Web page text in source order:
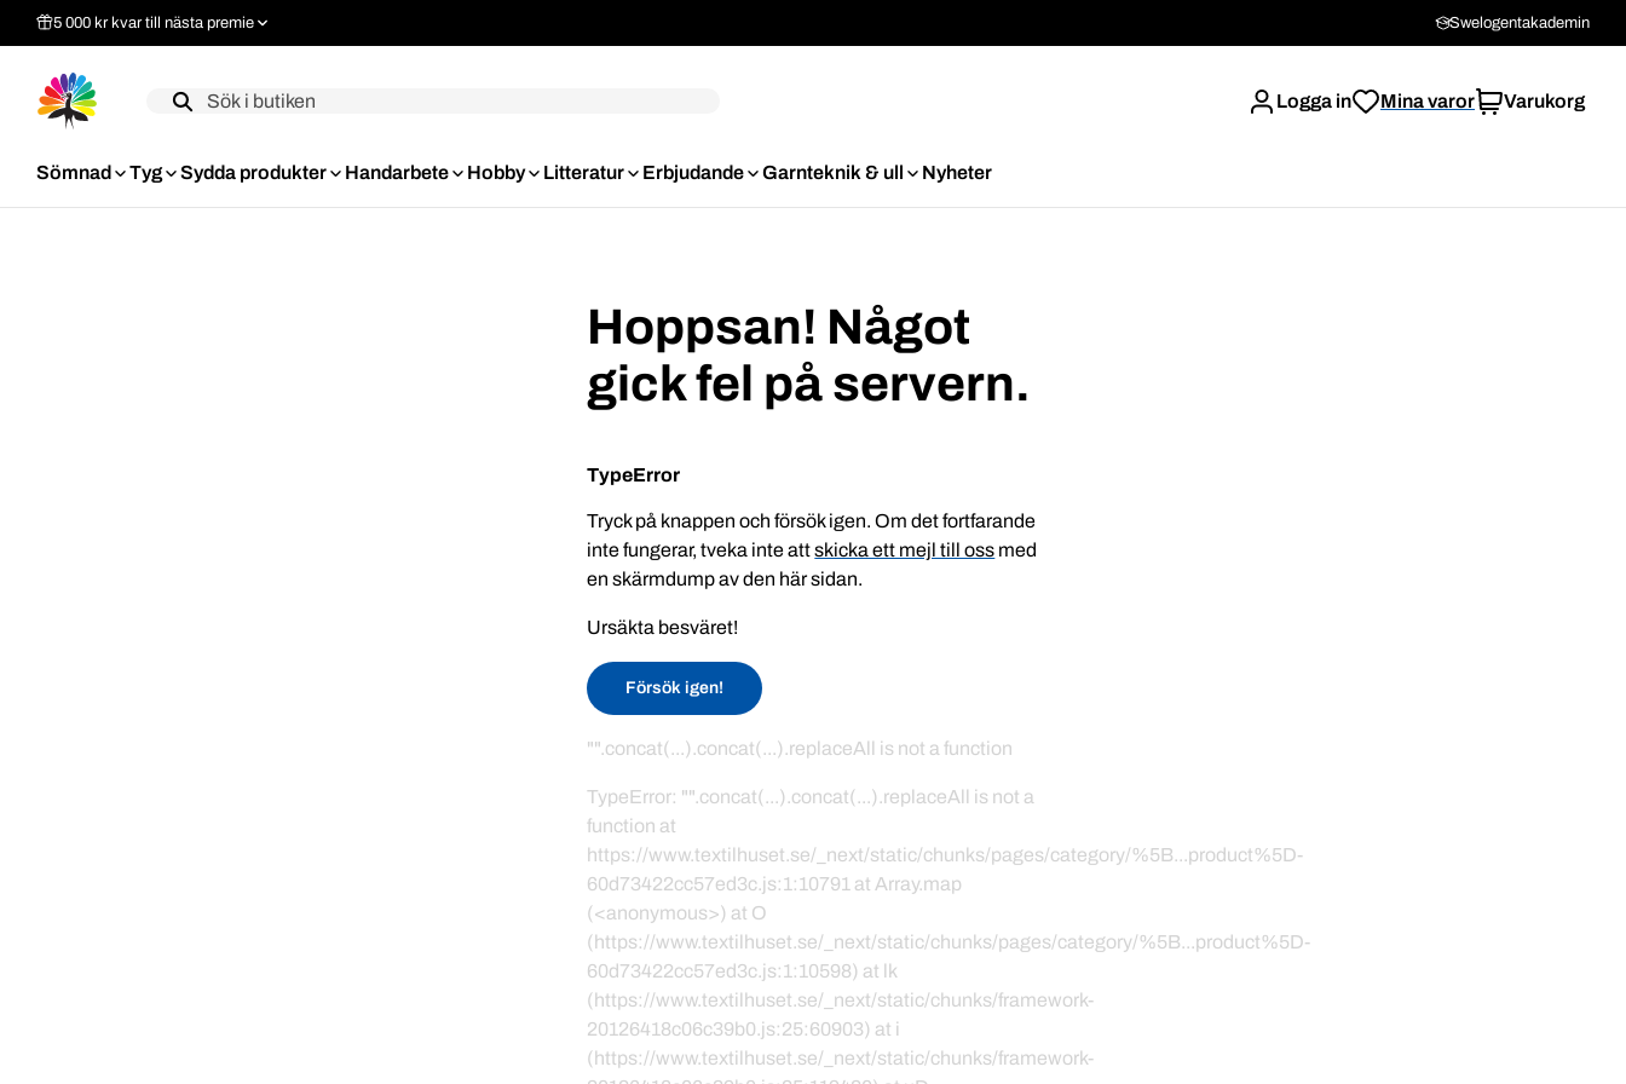
5 000 kr kvar till nästa premie Swelogentakademin
Label Logga in Mina varor Varukorg
Sömnad Tyg Sydda produkter Handarbete Hobby Litteratur Erbjudande Garnteknik & ull Nyheter
Hoppsan! Något
gick fel på servern.
TypeError
Tryck på knappen och försök igen. Om det fortfarande
inte fungerar, tveka inte attskicka ett mejl till oss med
en skärmdump av den här sidan.
Ursäkta besväret!
Försök igen!
"".concat(...).concat(...).replaceAll is not a function
TypeError: "".concat(...).concat(...).replaceAll is not a
function at
https://www.textilhuset.se/_next/static/chunks/pages/category/%5B...product%5D-
60d73422cc57ed3c.js:1:10791 at Array.map
(<anonymous>) at O
(https://www.textilhuset.se/_next/static/chunks/pages/category/%5B...product%5D-
60d73422cc57ed3c.js:1:10598) at lk
(https://www.textilhuset.se/_next/static/chunks/framework-
20126418c06c39b0.js:25:60903) at i
(https://www.textilhuset.se/_next/static/chunks/framework-